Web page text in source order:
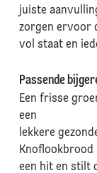
juiste
zorgen ervoor
vol staat en
Passende
Een frisse
een
lekkere
een hit en stilt